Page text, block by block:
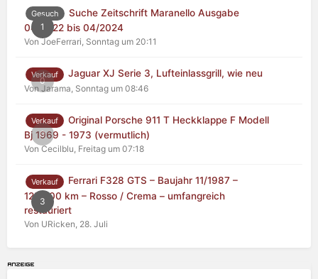
1
Gesuch
Suche Zeitschrift Maranello Ausgabe
04/2022 bis 04/2024
Von JoeFerrari, Sonntag um 20:11
0
Verkauf Jaguar XJ Serie 3, Lufteinlassgrill, wie neu
Von Jarama, Sonntag um 08:46
0
Verkauf
Original Porsche 911 T Heckklappe F Modell
Bj 1969 - 1973 (vermutlich)
Von Cecilblu, Freitag um 07:18
3
Verkauf
Ferrari F328 GTS – Baujahr 11/1987 –
125.000 km – Rosso / Crema – umfangreich
restauriert
Von URicken, 28. Juli